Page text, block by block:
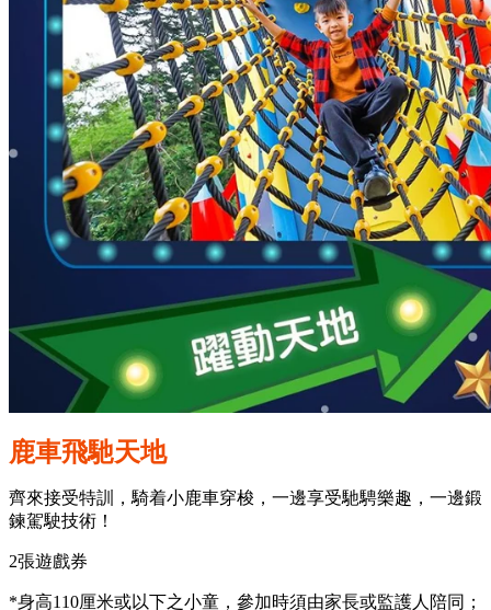
鹿車飛馳天地
齊來接受特訓，騎着小鹿車穿梭，一邊享受馳騁樂趣，一邊鍛
鍊駕駛技術！
2張遊戲券
*身高110厘米或以下之小童，參加時須由家長或監護人陪同；